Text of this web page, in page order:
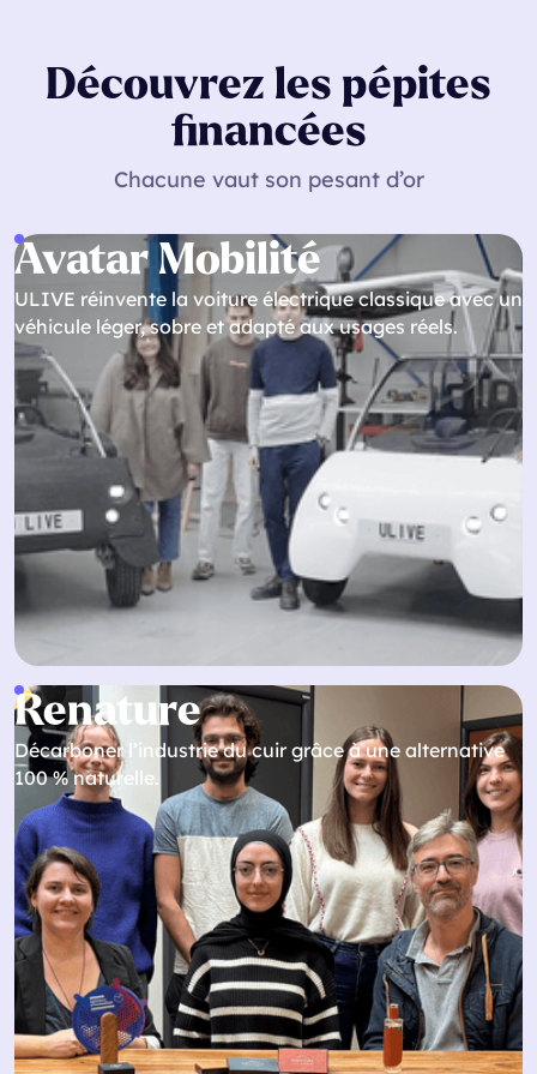
Découvrez les pépites
financées
Chacune vaut son pesant d’or
Avatar Mobilité
ULIVE réinvente la voiture électrique classique avec un
véhicule léger, sobre et adapté aux usages réels.
Renature
Décarboner l’industrie du cuir grâce à une alternative
100 % naturelle.